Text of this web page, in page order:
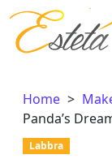
Vai al contenuto
Home
Panda’s
Labbra